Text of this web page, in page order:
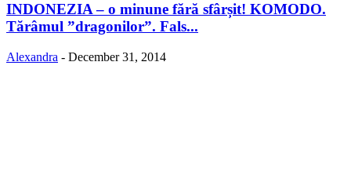
INDONEZIA – o minune fără sfârșit! KOMODO.
Tărâmul ”dragonilor”. Fals...
Alexandra - December 31, 2014